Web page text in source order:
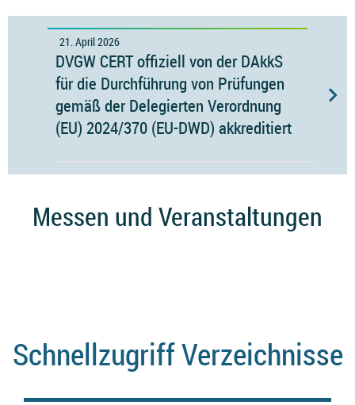
21. April 2026
DVGW CERT offiziell von der DAkkS
für die Durchführung von Prüfungen
gemäß der Delegierten Verordnung
(EU) 2024/370 (EU-DWD) akkreditiert
Messen und Veranstaltungen
Schnellzugriff Verzeichnisse